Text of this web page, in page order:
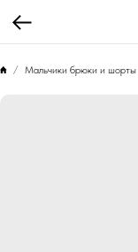
Мальчики брюки и шорты